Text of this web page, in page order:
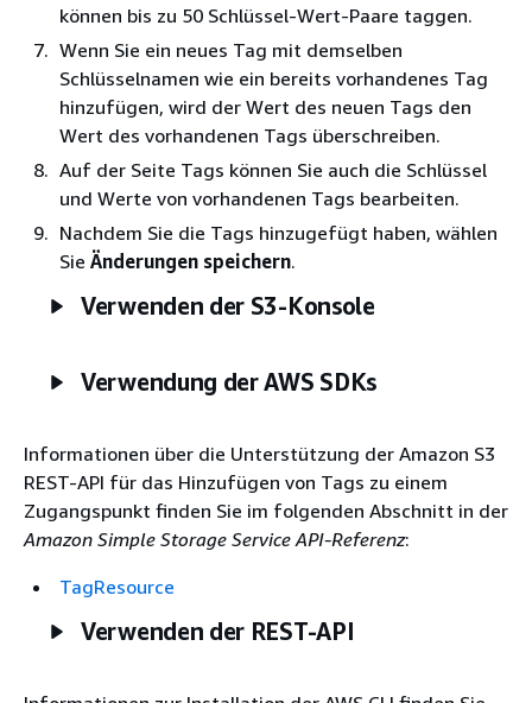
können bis zu 50 Schlüssel-Wert-Paare taggen.
Wenn Sie ein neues Tag mit demselben
Schlüsselnamen wie ein bereits vorhandenes Tag
hinzufügen, wird der Wert des neuen Tags den
Wert des vorhandenen Tags überschreiben.
Auf der Seite Tags können Sie auch die Schlüssel
und Werte von vorhandenen Tags bearbeiten.
Nachdem Sie die Tags hinzugefügt haben, wählen
Sie Änderungen speichern.
Verwenden der S3-Konsole
Verwendung der AWS SDKs
Informationen über die Unterstützung der Amazon S3
REST-API für das Hinzufügen von Tags zu einem
Zugangspunkt finden Sie im folgenden Abschnitt in der
Amazon Simple Storage Service API-Referenz:
TagResource
Verwenden der REST-API